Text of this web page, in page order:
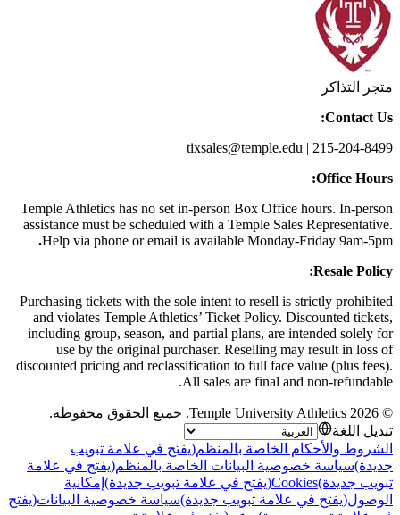
متجر التذاكر
Contact Us:
tixsales@temple.edu | 215-204-8499
Office Hours:
Temple Athletics has no set in-person Box Office hours. In-person
assistance must be scheduled with a Temple Sales Representative.
Help via phone or email is available Monday-Friday 9am-5pm
.
Resale Policy:
Purchasing tickets with the sole intent to resell is strictly prohibited
and violates Temple Athletics’ Ticket Policy. Discounted tickets,
including group, season, and partial plans, are intended solely for
use by the original purchaser. Reselling may result in loss of
discounted pricing and reclassification to full face value (plus fees).
All sales are final and non-refundable.
©
2026
Temple University Athletics
.جميع الحقوق محفوظة.
تبديل اللغة
الشروط والأحكام الخاصة بالمنظم(يفتح في علامة تبويب
جديدة)سياسة خصوصية البيانات الخاصة بالمنظم(يفتح في علامة
تبويب جديدة)Cookies(يفتح في علامة تبويب جديدة)إمكانية
الوصول (يفتح في علامة تبويب جديدة)سياسة خصوصية البيانات(يفتح